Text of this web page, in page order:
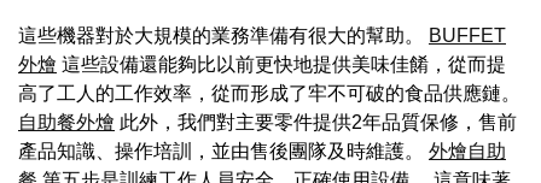
這些機器對於大規模的業務準備有很大的幫助。
BUFFET
外燴 這些設備還能夠比以前更快地提供美味佳餚，從而提
高了工人的工作效率，從而形成了牢不可破的食品供應鏈。
自助餐外燴 此外，我們對主要零件提供2年品質保修，售前
產品知識、操作培訓，並由售後團隊及時維護。 外燴自助